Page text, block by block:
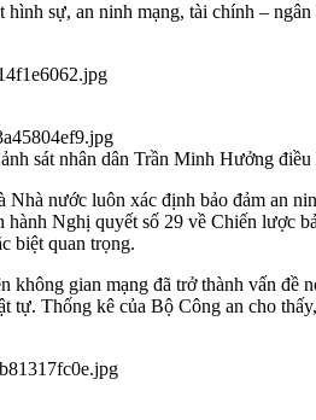
sự, an ninh mạng, tài chính –
sát nhân dân Trần Minh Hưởng điều
nước luôn xác định bảo đảm an
Nghị quyết số 29 về Chiến lược
biệt quan trọng.
gian mạng đã trở thành vấn
Thống kê của Bộ Công an cho